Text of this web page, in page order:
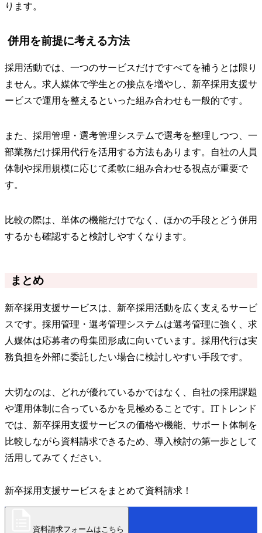
ります。
併用を前提に考える方法
採用活動では、一つのサービスだけですべてを補うとは限り
ません。求人媒体で学生との接点を増やし、新卒採用支援サ
ービスで運用を整えるといった組み合わせも一般的です。
また、採用管理・選考管理システムで選考を整理しつつ、一
部業務だけ採用代行を活用する方法もあります。自社の人員
体制や採用規模に応じて柔軟に組み合わせる視点が重要で
す。
比較の際は、単体の機能だけでなく、ほかの手段とどう併用
するかも確認すると検討しやすくなります。
まとめ
新卒採用支援サービスは、新卒採用活動を広く支えるサービ
スです。採用管理・選考管理システムは選考管理に強く、求
人媒体は応募者の母集団形成に向いています。採用代行は実
務負担を外部に委託したい場合に検討しやすい手段です。
大切なのは、どれが優れているかではなく、自社の採用課題
や運用体制に合っているかを見極めることです。ITトレンド
では、新卒採用支援サービスの価格や機能、サポート体制を
比較しながら資料請求できるため、導入検討の第一歩として
活用してみてください。
新卒採用支援サービスをまとめて資料請求！
資料請求フォームはこちら